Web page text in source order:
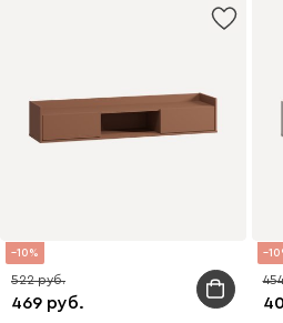
10
469
522
10
454